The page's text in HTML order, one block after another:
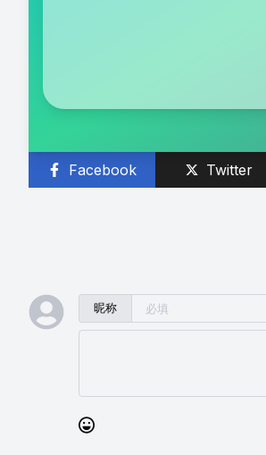
Facebook Twitter
昵称